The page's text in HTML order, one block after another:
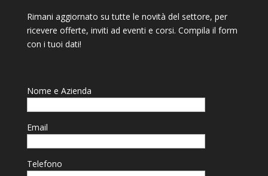
Rimani aggiornato su tutte le novità del settore, per
ricevere offerte, inviti ad eventi e corsi. Compila il form
con i tuoi dati!
Nome e Azienda
Email
Telefono